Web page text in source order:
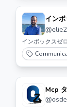
イン
ント
@
インボックスゼロ
Mcp
@